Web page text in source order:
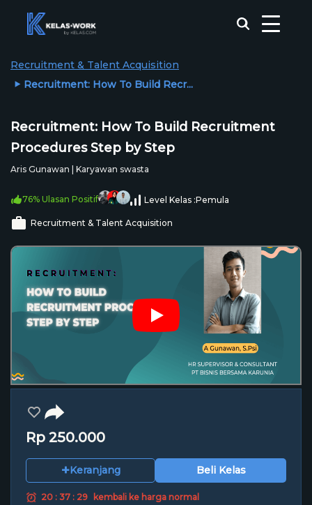
Recruitment & Talent Acquisition
Recruitment: How To Build Recr...
Recruitment: How To Build Recruitment
Procedures Step by Step
Aris Gunawan | Karyawan swasta
76% Ulasan Positif Level Kelas :Pemula
Recruitment & Talent Acquisition
Rp 250.000
+Keranjang Beli Kelas
20 : 37 : 28 kembali ke harga normal